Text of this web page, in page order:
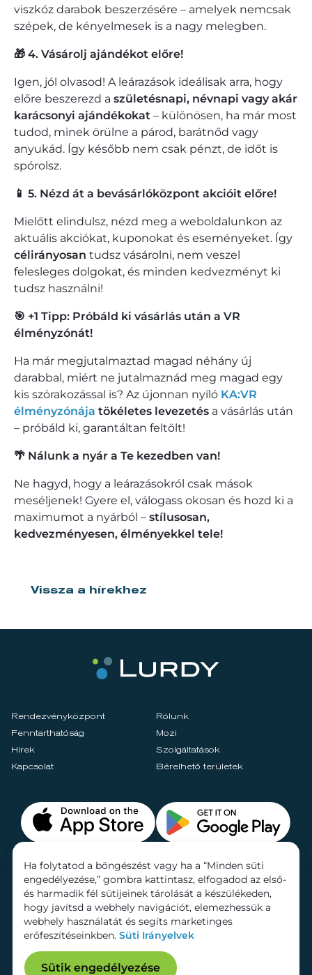
viszkóz darabok beszerzésére – amelyek nemcsak
szépek, de kényelmesek is a nagy melegben.
🎁 4. Vásárolj ajándékot előre!
Igen, jól olvasod! A leárazások ideálisak arra, hogy
előre beszerezd a születésnapi, névnapi vagy akár
karácsonyi ajándékokat – különösen, ha már most
tudod, minek örülne a párod, barátnőd vagy
anyukád. Így később nem csak pénzt, de időt is
spórolsz.
📱 5. Nézd át a bevásárlóközpont akcióit előre!
Mielőtt elindulsz, nézd meg a weboldalunkon az
aktuális akciókat, kuponokat és eseményeket. Így
célirányosan tudsz vásárolni, nem veszel
felesleges dolgokat, és minden kedvezményt ki
tudsz használni!
🎯 +1 Tipp: Próbáld ki vásárlás után a VR
élményzónát!
Ha már megjutalmaztad magad néhány új
darabbal, miért ne jutalmaznád meg magad egy
kis szórakozással is? Az újonnan nyíló KA:VR
élményzónája tökéletes levezetés a vásárlás után
– próbáld ki, garantáltan feltölt!
🌴 Nálunk a nyár a Te kezedben van!
Ne hagyd, hogy a leárazásokról csak mások
meséljenek! Gyere el, válogass okosan és hozd ki a
maximumot a nyárból – stílusosan,
kedvezményesen, élményekkel tele!
Vissza a hírekhez
Rendezvényközpont
Rólunk
Fenntarthatóság
Mozi
Hírek
Szolgáltatások
Kapcsolat
Bérelhető területek
Ha folytatod a böngészést vagy ha a “Minden süti
engedélyezése,” gombra kattintasz, elfogadod az első-
és harmadik fél sütijeinek tárolását a készülékeden,
hogy javítsd a webhely navigációt, elemezhessük a
webhely használatát és segíts marketinges
erőfeszítéseinkben. Süti Irányelvek
Sütik engedélyezése